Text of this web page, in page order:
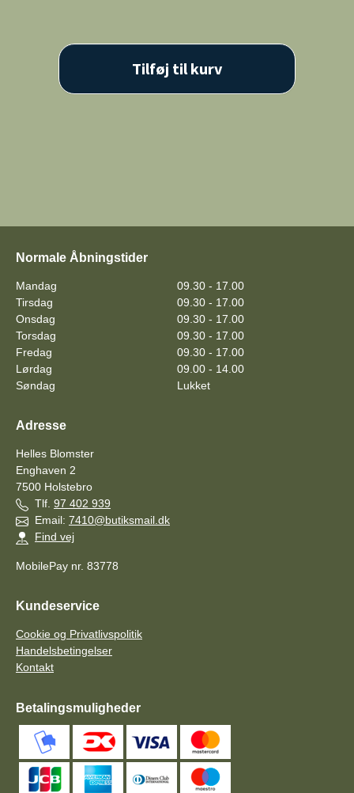
Tilføj til kurv
Normale Åbningstider
Mandag
09.30 - 17.00
Tirsdag
09.30 - 17.00
Onsdag
09.30 - 17.00
Torsdag
09.30 - 17.00
Fredag
09.30 - 17.00
Lørdag
09.00 - 14.00
Søndag
Lukket
Adresse
Helles Blomster
Enghaven 2
7500 Holstebro
Tlf. 97 402 939
Email: 7410@butiksmail.dk
Find vej
MobilePay nr. 83778
Kundeservice
Cookie og Privatlivspolitik
Handelsbetingelser
Kontakt
Betalingsmuligheder